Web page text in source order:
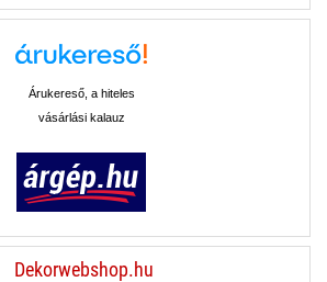
Árukereső, a hiteles
vásárlási kalauz
Dekorwebshop.hu